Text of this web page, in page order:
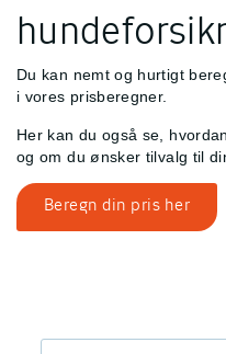
Du kan nemt og hurtigt
i vores prisberegner.
Her kan du også se,
og om du ønsker tilvalg til
Beregn din pris her